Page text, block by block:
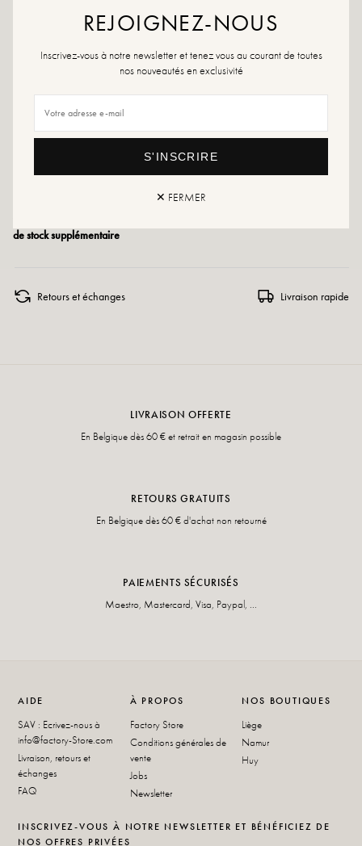
Hauteur du talon : 4 cm
Hauteur du plateau : 2,5 cm
Conseils pointure : Pour ce modèle, choisissez votre pointure habituelle. Si vous
êtes entre deux pointures, choisissez la pointure en-dessous.
Conseils entretien : Nous vous conseillons d'imperméabiliser vos chaussures
avec un produit spécialisé ou un spray multi-matière qui conviendra dans tous
les cas.
Si votre pointure n'est plus disponible, n'hésitez pas à créer une alerte ou à
de stock supplémentaire
Retours et échanges Livraison rapide
LIVRAISON OFFERTE
En Belgique dès 60 € et retrait en magasin possible
RETOURS GRATUITS
En Belgique dès 60 € d'achat non retourné
PAIEMENTS SÉCURISÉS
Maestro, Mastercard, Visa, Paypal, ...
AIDE
SAV : Ecrivez-nous à
info@factory-Store.com
Livraison, retours et
échanges
FAQ
À PROPOS
Factory Store
Conditions générales de
vente
Jobs
Newsletter
NOS BOUTIQUES
Liège
Namur
Huy
INSCRIVEZ-VOUS À NOTRE NEWSLETTER ET BÉNÉFICIEZ DE
NOS OFFRES PRIVÉES
REJOIGNEZ-NOUS
Inscrivez-vous à notre newsletter et tenez vous au courant de toutes
nos nouveautés en exclusivité
S'INSCRIRE
✕ FERMER